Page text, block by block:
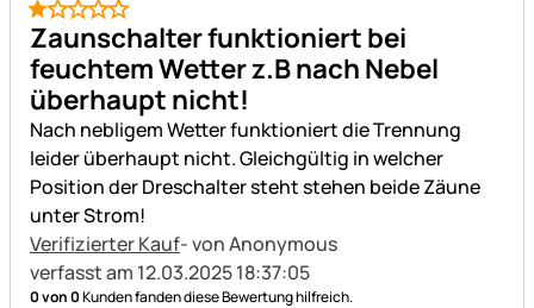
1 von 5
Zaunschalter funktioniert bei
feuchtem Wetter z.B nach Nebel
überhaupt nicht!
Nach nebligem Wetter funktioniert die Trennung
leider überhaupt nicht. Gleichgültig in welcher
Position der Dreschalter steht stehen beide Zäune
unter Strom!
Verifizierter Kauf- von Anonymous
verfasst am 12.03.2025 18:37:05
0 von 0Kunden fanden diese Bewertung hilfreich.